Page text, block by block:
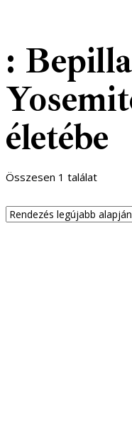
:
életébe
Összesen 1 találat